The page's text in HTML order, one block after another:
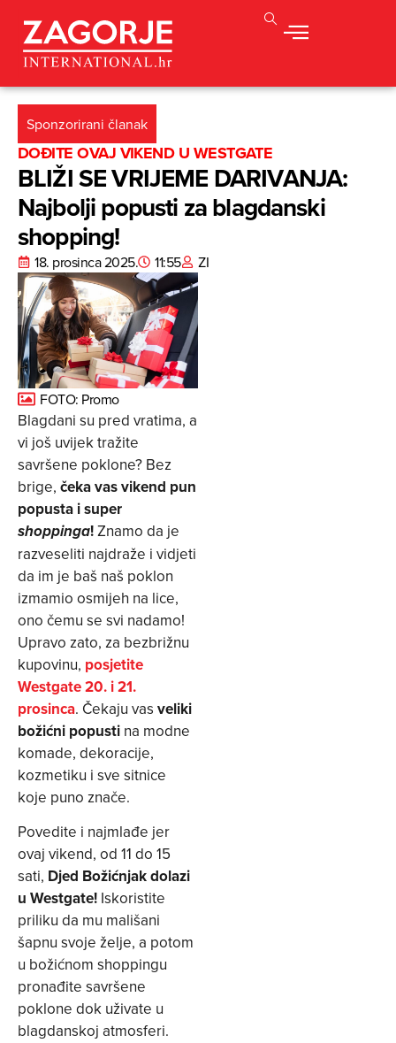
Sponzorirani članak
DOĐITE OVAJ VIKEND U WESTGATE
BLIŽI SE VRIJEME DARIVANJA:
Najbolji popusti za blagdanski
shopping!
18. prosinca 2025. 11:55 ZI
FOTO: Promo
Blagdani su pred vratima, a
vi još uvijek tražite
savršene poklone? Bez
brige, čeka vas vikend pun
popusta i super
shoppinga!Znamo da je
razveseliti najdraže i vidjeti
da im je baš naš poklon
izmamio osmijeh na lice,
ono čemu se svi nadamo!
Upravo zato, za bezbrižnu
kupovinu, posjetite
Westgate 20. i 21.
prosinca. Čekaju vas veliki
božićni popusti na modne
komade, dekoracije,
kozmetiku i sve sitnice
koje puno znače.
Povedite i najmlađe jer
ovaj vikend, od 11 do 15
sati, Djed Božićnjak dolazi
u Westgate! Iskoristite
priliku da mu mališani
šapnu svoje želje, a potom
u božićnom shoppingu
pronađite savršene
poklone dok uživate u
blagdanskoj atmosferi.